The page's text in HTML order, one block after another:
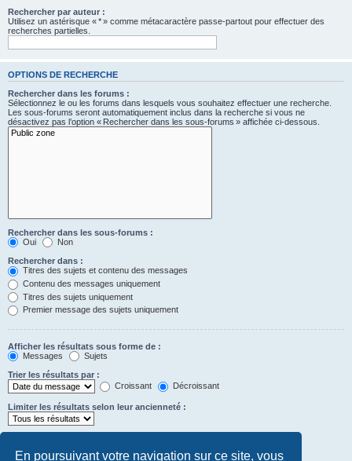
En poursuivant votre navigation sur ce site, vous
Rechercher par auteur :
Utilisez un astérisque « * » comme métacaractère passe-partout pour effectuer des
recherches partielles.
OPTIONS DE RECHERCHE
Rechercher dans les forums :
Sélectionnez le ou les forums dans lesquels vous souhaitez effectuer une recherche.
Les sous-forums seront automatiquement inclus dans la recherche si vous ne
désactivez pas l’option « Rechercher dans les sous-forums » affichée ci-dessous.
Rechercher dans les sous-forums :
Oui
Non
Rechercher dans :
Titres des sujets et contenu des messages
Contenu des messages uniquement
Titres des sujets uniquement
Premier message des sujets uniquement
Afficher les résultats sous forme de :
Messages
Sujets
Trier les résultats par :
Croissant
Décroissant
Limiter les résultats selon leur ancienneté :
caractères des messages